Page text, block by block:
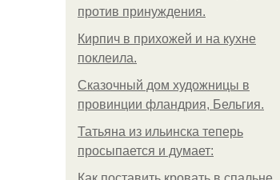
против принуждения.
Кирпич в прихожей и на кухне
поклеила.
Сказочный дом художницы в
провинции фландрия, Бельгия.
Татьяна из ильинска теперь
просыпается и думает: